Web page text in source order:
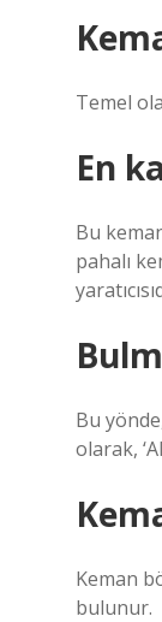
Temel
En
Bu
pahalı
Bu
olarak,
Keman
bulunur.